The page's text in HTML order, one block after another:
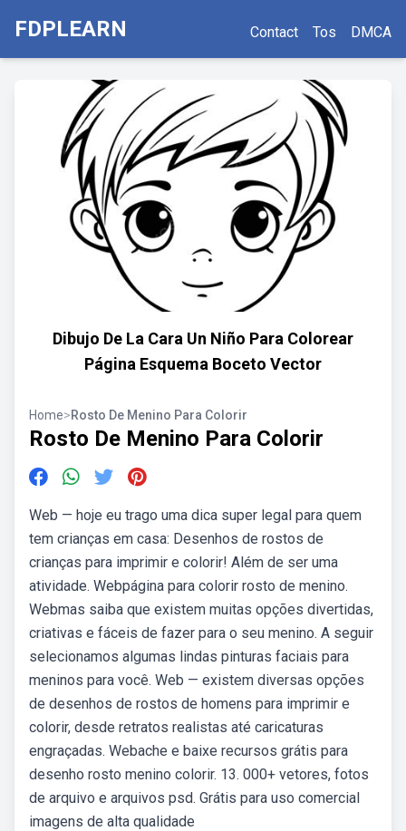
FDPLEARN Contact Tos DMCA
Dibujo De La Cara Un Niño Para Colorear
Página Esquema Boceto Vector
Home>Rosto De Menino Para Colorir
Rosto De Menino Para Colorir
Web — hoje eu trago uma dica super legal para quem
tem crianças em casa: Desenhos de rostos de
crianças para imprimir e colorir! Além de ser uma
atividade. Webpágina para colorir rosto de menino.
Webmas saiba que existem muitas opções divertidas,
criativas e fáceis de fazer para o seu menino. A seguir
selecionamos algumas lindas pinturas faciais para
meninos para você. Web — existem diversas opções
de desenhos de rostos de homens para imprimir e
colorir, desde retratos realistas até caricaturas
engraçadas. Webache e baixe recursos grátis para
desenho rosto menino colorir. 13. 000+ vetores, fotos
de arquivo e arquivos psd. Grátis para uso comercial
imagens de alta qualidade